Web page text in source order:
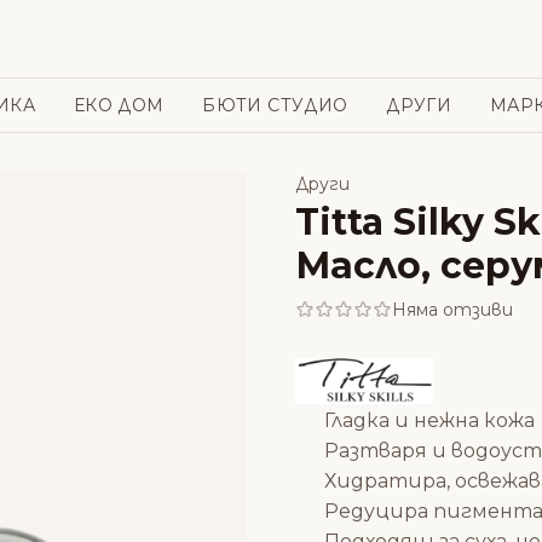
ЕКО ДОМ БЮТИ СТУДИО ДРУГИ
Други
Titta Silky
Масло,
Няма отзиви
Гладка и нежна кожа
Разтваря и
Хидратира,
Редуцира